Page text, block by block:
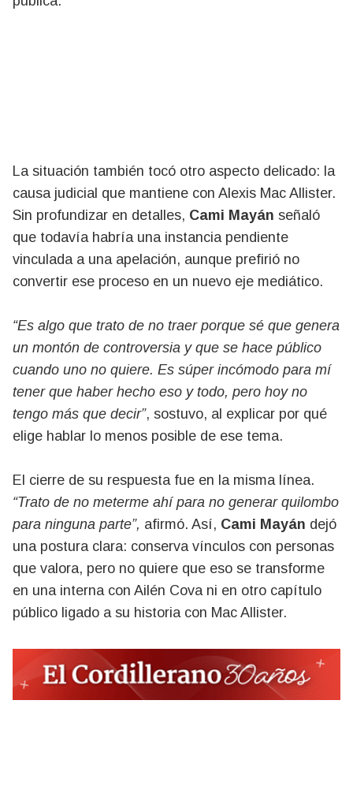
La situación también tocó otro aspecto delicado: la
causa judicial que mantiene con Alexis Mac Allister.
Sin profundizar en detalles, Cami Mayán señaló
que todavía habría una instancia pendiente
vinculada a una apelación, aunque prefirió no
convertir ese proceso en un nuevo eje mediático.
“Es algo que trato de no traer porque sé que genera
un montón de controversia y que se hace público
cuando uno no quiere. Es súper incómodo para mí
tener que haber hecho eso y todo, pero hoy no
tengo más que decir”, sostuvo, al explicar por qué
elige hablar lo menos posible de ese tema.
El cierre de su respuesta fue en la misma línea.
“Trato de no meterme ahí para no generar quilombo
para ninguna parte”, afirmó. Así, Cami Mayán dejó
una postura clara: conserva vínculos con personas
que valora, pero no quiere que eso se transforme
en una interna con Ailén Cova ni en otro capítulo
público ligado a su historia con Mac Allister.